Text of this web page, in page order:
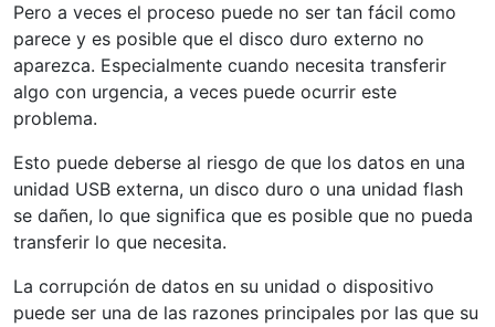
Pero a veces el proceso puede no ser tan fácil como
parece y es posible que el disco duro externo no
aparezca. Especialmente cuando necesita transferir
algo con urgencia, a veces puede ocurrir este
problema.
Esto puede deberse al riesgo de que los datos en una
unidad USB externa, un disco duro o una unidad flash
se dañen, lo que significa que es posible que no pueda
transferir lo que necesita.
La corrupción de datos en su unidad o dispositivo
puede ser una de las razones principales por las que su